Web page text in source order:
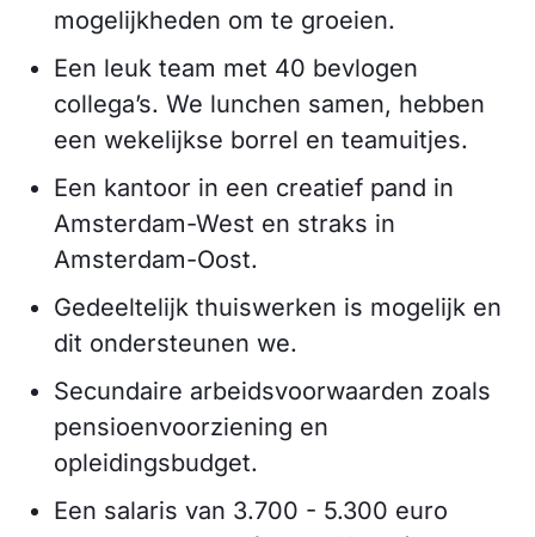
mogelijkheden om te groeien.
Een leuk team met 40 bevlogen
collega’s. We lunchen samen, hebben
een wekelijkse borrel en teamuitjes.
Een kantoor in een creatief pand in
Amsterdam-West en straks in
Amsterdam-Oost.
Gedeeltelijk thuiswerken is mogelijk en
dit ondersteunen we.
Secundaire arbeidsvoorwaarden zoals
pensioenvoorziening en
opleidingsbudget.
Een salaris van 3.700 - 5.300 euro